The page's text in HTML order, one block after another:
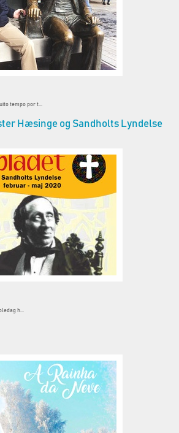
tempo por t...
Hæsinge og Sandholts Lyndelse
h...